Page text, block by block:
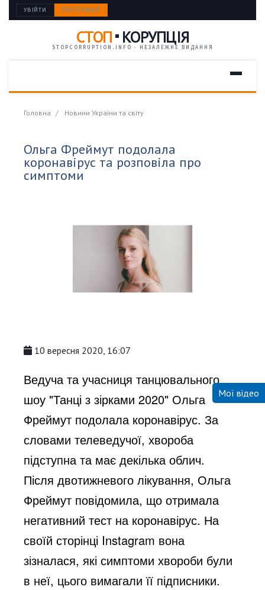
УВІЙТИ РЕЄСТРАЦІЯ
СТОП КОРУПЦІЯ
STOPCORRUPTION.INFO · НЕЗАЛЕЖНЕ ВИДАННЯ
Головна Новини України та світу
Ольга Фреймут подолала
коронавірус та розповіла про
симптоми
10 вересня 2020, 16:07
Ведуча та учасниця танцювального
шоу "Танці з зірками 2020" Ольга
Фреймут подолала коронавірус. За
словами телеведучої, хвороба
підступна та має декілька облич.
Після двотижневого лікування, Ольга
Фреймут повідомила, що отримала
негативний тест на коронавірус. На
своїй сторінці Instagram вона
зізналася, які симптоми хвороби були
в неї, цього вимагали її підписники.
Мої відео